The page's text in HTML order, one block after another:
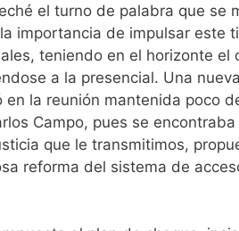
el turno de palabra que se
importancia de impulsar este
teniendo en el horizonte el
a la presencial. Una
la reunión mantenida poco
Campo, pues se
que le transmitimos,
reforma del sistema de